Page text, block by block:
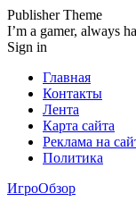
Publisher Theme
I’m a gamer, always
Sign in
Главная
Контакты
Лента
Карта сайта
Реклама на
Политика
ИгроОбзор